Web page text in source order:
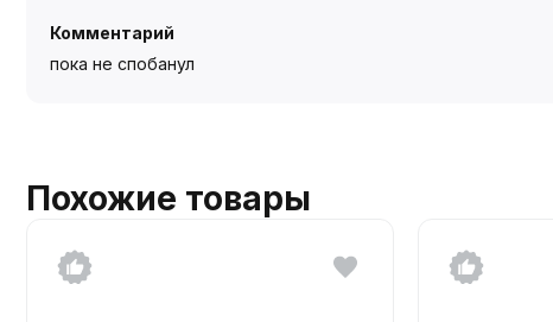
Комментарий
пока не спобанул
Похожие товары